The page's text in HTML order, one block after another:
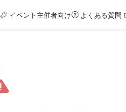
イベント主催者向け よくある質問